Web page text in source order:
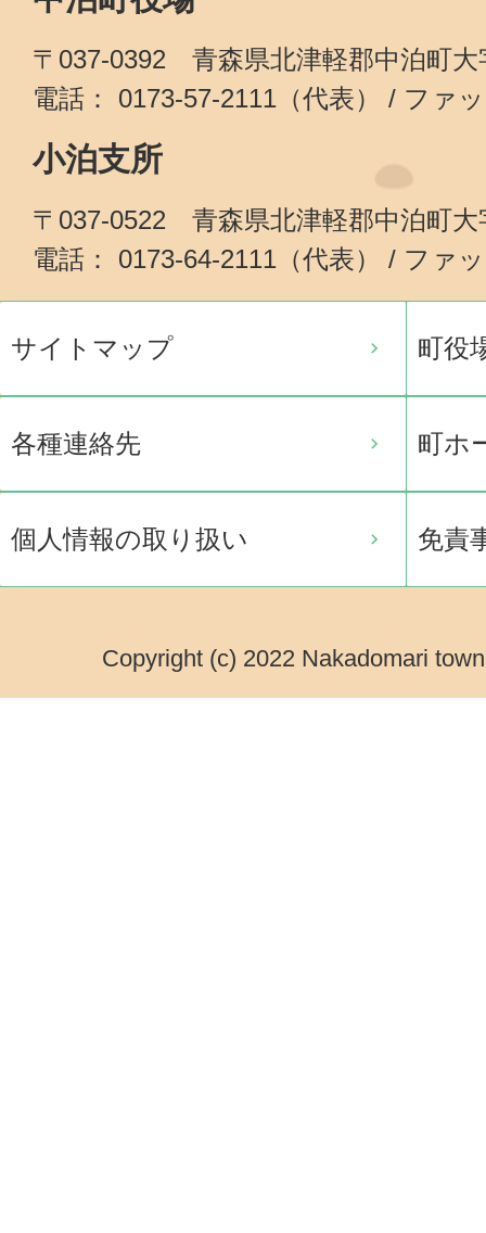
〒037-0392 青森県北津軽郡中泊町大
電話： 0173-57-2111（代表） / ファ
小泊支所
〒037-0522 青森県北津軽郡中泊町大
電話： 0173-64-2111（代表） / ファ
サイトマップ 町役
各種連絡先 町ホ
個人情報の取り扱い 免責
Copyright (c) 2022 Nakadomari